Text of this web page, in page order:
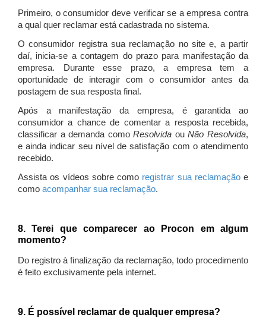
Primeiro, o consumidor deve verificar se a empresa contra
a qual quer reclamar está cadastrada no sistema.
O consumidor registra sua reclamação no site e, a partir
daí, inicia-se a contagem do prazo para manifestação da
empresa. Durante esse prazo, a empresa tem a
oportunidade de interagir com o consumidor antes da
postagem de sua resposta final.
Após a manifestação da empresa, é garantida ao
consumidor a chance de comentar a resposta recebida,
classificar a demanda comoResolvida ouNão Resolvida,
e ainda indicar seu nível de satisfação com o atendimento
recebido.
Assista os vídeos sobre como registrar sua reclamaçãoe
como acompanhar sua reclamação.
8. Terei que comparecer ao Procon em algum
momento?
Do registro à finalização da reclamação, todo procedimento
é feito exclusivamente pela internet.
9. É possível reclamar de qualquer empresa?